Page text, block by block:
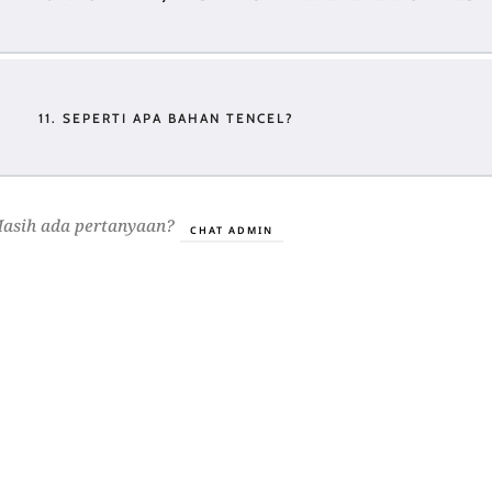
11. SEPERTI APA BAHAN TENCEL?
ada pertanyaan? CHAT ADMIN